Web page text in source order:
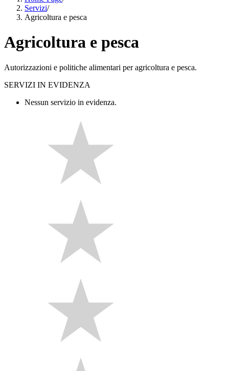
Servizi/
Agricoltura e pesca
Agricoltura e pesca
Autorizzazioni e politiche alimentari per agricoltura e pesca.
SERVIZI IN EVIDENZA
Nessun servizio in evidenza.